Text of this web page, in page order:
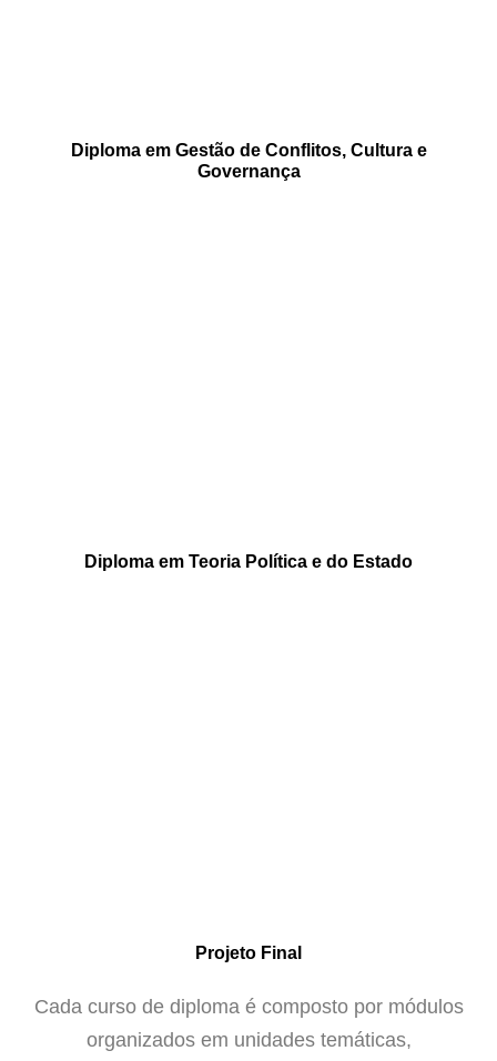
Diploma em Gestão de Conflitos, Cultura e
Governança
Diploma em Teoria Política e do Estado
Projeto Final
Cada curso de diploma é composto por módulos
organizados em unidades temáticas,